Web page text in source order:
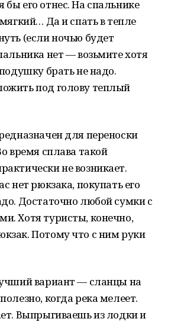
его отнес. На спальнике
Да и спать в тепле
(если ночью будет
нет — возьмите хотя
брать не надо.
под голову теплый
для переноски
время сплава такой
не возникает.
нет рюкзака, покупать его
Достаточно любой сумки с
Хотя туристы, конечно,
Потому что с ним руки
вариант — сланцы на
когда река мелеет.
Выпрыгиваешь из лодки и